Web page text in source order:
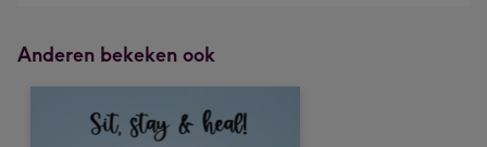
Anderen bekeken ook